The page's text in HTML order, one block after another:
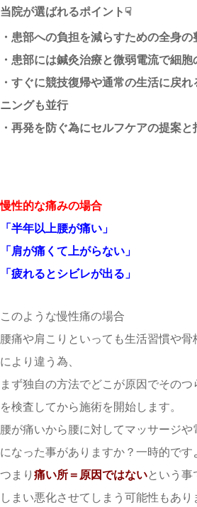
当院が選ばれるポイント☟
・患部への負担を減らすための全身の
・患部には鍼灸治療と微弱電流で細
・すぐに競技復帰や通常の生活に戻
ニングも並行
・再発を防ぐ為にセルフケアの提案と
慢性的な痛みの場合
「半年以上腰が痛い」
「肩が痛くて上がらない」
「疲れるとシビレが出る」
​このような慢性痛の場合
腰痛や肩こりといっても生活習慣や
により違う為、
まず独自の方法でどこが原因でその
を検査してから施術を開始します。
腰が痛いから腰に対してマッサージ
になった事がありますか？一時的です
つまり痛い所＝原因ではないという
しまい悪化させてしまう可能性もあり